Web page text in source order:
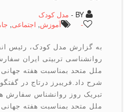
مدل کودک
آموزش,اجتماعی ,جامعه ,
به گزارش مدل کودک، رئیس انجمن
روانشناسی تربیتی ایران سفارش های
ملل متحد بمناسبت هفته جهانی
شرح داد.فریبرز درتاج در گفتگو با
تبریک روز روانشناس سفارش های
ملل متحد بمناسبت هفته جهانی